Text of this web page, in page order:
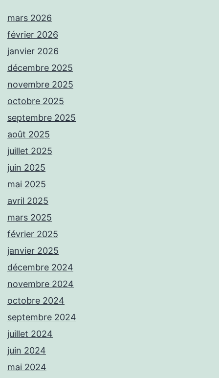
mars 2026
février 2026
janvier 2026
décembre 2025
novembre 2025
octobre 2025
septembre 2025
août 2025
juillet 2025
juin 2025
mai 2025
avril 2025
mars 2025
février 2025
janvier 2025
décembre 2024
novembre 2024
octobre 2024
septembre 2024
juillet 2024
juin 2024
mai 2024